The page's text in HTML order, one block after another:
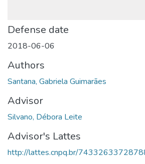
Defense date
2018-06-06
Authors
Santana, Gabriela Guimarães
Advisor
Silvano, Débora Leite
Advisor's Lattes
http://lattes.cnpq.br/